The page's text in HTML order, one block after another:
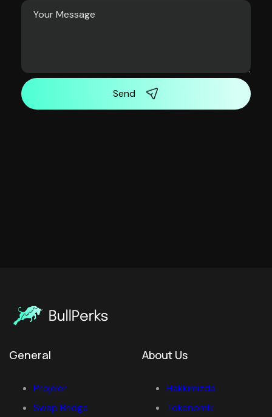
Send
General
Projeler
Swap Bridge
About Us
Hakkımızda
Tokenomik